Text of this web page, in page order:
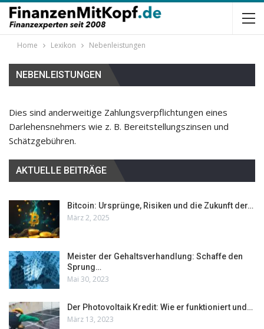
Home Lexikon Nebenleistungen
NEBENLEISTUNGEN
Dies sind anderweitige Zahlungsverpflichtungen eines
Darlehensnehmers wie z. B. Bereitstellungszinsen und
Schätzgebühren.
AKTUELLE BEITRÄGE
Bitcoin: Ursprünge, Risiken und die Zukunft der…
März 2, 2025
Meister der Gehaltsverhandlung: Schaffe den
Sprung…
Mai 30, 2023
Der Photovoltaik Kredit: Wie er funktioniert und…
März 13, 2023